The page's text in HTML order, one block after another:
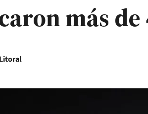
más